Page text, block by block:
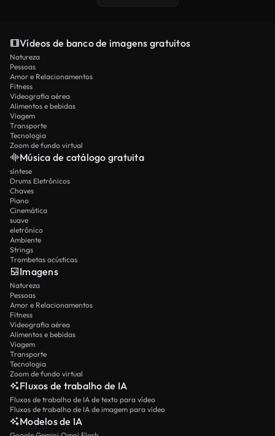
Vídeos de banco de imagens gratuitos
Natureza
Pessoas
Amor e Relacionamentos
Fitness
Videografia aérea
Alimentos e bebidas
Viagem
Transporte
Tecnologia
Zoom de fundo virtual
Música de catálogo gratuita
síntese
Drums Eletrônicos
Chaves
Piano
Cinemática
suave
eletrônico
Ambiente
Strings
Trombetas acústicas
Imagens
Natureza
Pessoas
Amor e Relacionamentos
Fitness
Videografia aérea
Alimentos e bebidas
Viagem
Transporte
Tecnologia
Zoom de fundo virtual
Fluxos de trabalho de IA
Fluxos de trabalho de IA de texto para vídeo
Fluxos de trabalho de IA de imagem para vídeo
Modelos de IA